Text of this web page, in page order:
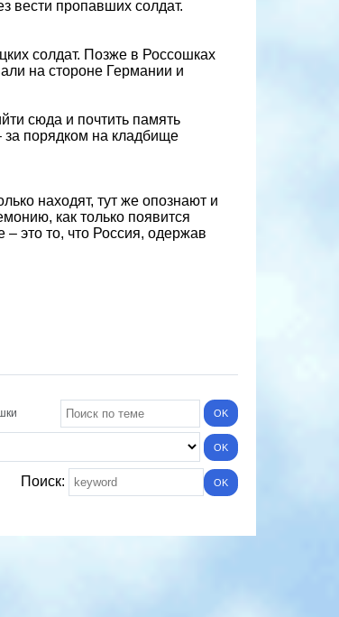
вести пропавших солдат.
солдат. Позже в Россошках
на стороне Германии и
сюда и почтить память
за порядком на кладбище
находят, тут же опознают и
как только появится
это то, что Россия, одержав
Поиск: